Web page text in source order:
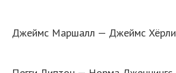
Джеймс Маршалл — Джеймс Хёрли